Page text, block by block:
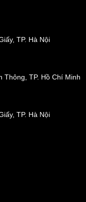
TP. Hà Nội
Thông, TP. Hồ Chí Minh
TP. Hà Nội